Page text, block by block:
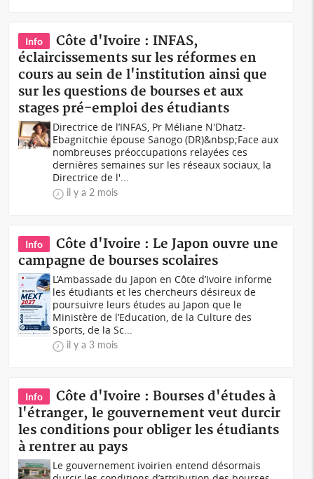
Info
Côte d'Ivoire : INFAS,
éclaircissements sur les réformes en
cours au sein de l'institution ainsi que
sur les questions de bourses et aux
stages pré-emploi des étudiants
Directrice de l’INFAS, Pr Méliane N'Dhatz-
Ebagnitchie épouse Sanogo (DR)&nbsp;Face aux
nombreuses préoccupations relayées ces
dernières semaines sur les réseaux sociaux, la
Directrice de l'...
il y a 2 mois
Info
Côte d'Ivoire : Le Japon ouvre une
campagne de bourses scolaires
L’Ambassade du Japon en Côte d’Ivoire informe
les étudiants et les chercheurs désireux de
poursuivre leurs études au Japon que le
Ministère de l’Education, de la Culture des
Sports, de la Sc...
il y a 3 mois
Info
Côte d'Ivoire : Bourses d'études à
l'étranger, le gouvernement veut durcir
les conditions pour obliger les étudiants
à rentrer au pays
Le gouvernement ivoirien entend désormais